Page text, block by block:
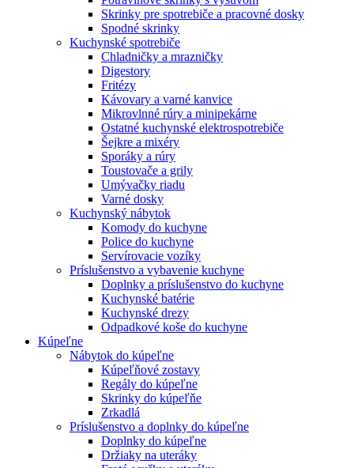
Skrinky pre spotrebiče a pracovné dosky
Spodné skrinky
Kuchynské spotrebiče
Chladničky a mrazničky
Digestory
Fritézy
Kávovary a varné kanvice
Mikrovlnné rúry a minipekárne
Ostatné kuchynské elektrospotrebiče
Šejkre a mixéry
Sporáky a rúry
Toustovače a grily
Umývačky riadu
Varné dosky
Kuchynský nábytok
Komody do kuchyne
Police do kuchyne
Servírovacie vozíky
Príslušenstvo a vybavenie kuchyne
Doplnky a príslušenstvo do kuchyne
Kuchynské batérie
Kuchynské drezy
Odpadkové koše do kuchyne
Kúpeľne
Nábytok do kúpeľne
Kúpeľňové zostavy
Regály do kúpeľne
Skrinky do kúpeľňe
Zrkadlá
Príslušenstvo a doplnky do kúpeľne
Doplnky do kúpeľne
Držiaky na uteráky